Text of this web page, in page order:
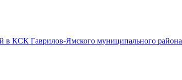
в КСК Гаврилов-Ямского муниципального района